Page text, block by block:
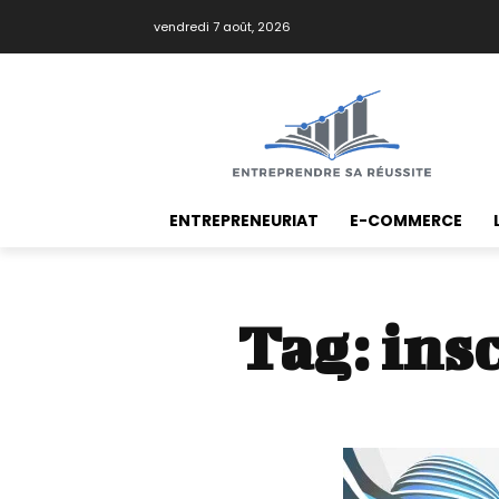
vendredi 7 août, 2026
ENTREPRENEURIAT E-COMMERCE
Tag: